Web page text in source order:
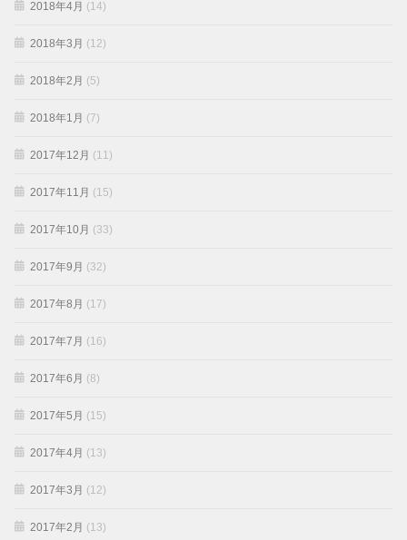
2018年4月 (14)
2018年3月 (12)
2018年2月 (5)
2018年1月 (7)
2017年12月 (11)
2017年11月 (15)
2017年10月 (33)
2017年9月 (32)
2017年8月 (17)
2017年7月 (16)
2017年6月 (8)
2017年5月 (15)
2017年4月 (13)
2017年3月 (12)
2017年2月 (13)